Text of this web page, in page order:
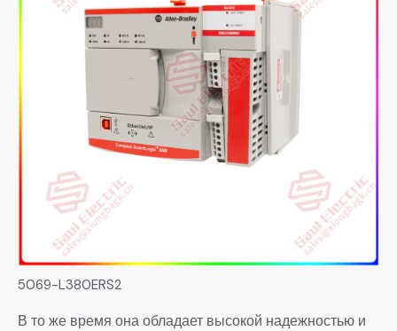
5069-L380ERS2
В то же время она обладает высокой надежностью и